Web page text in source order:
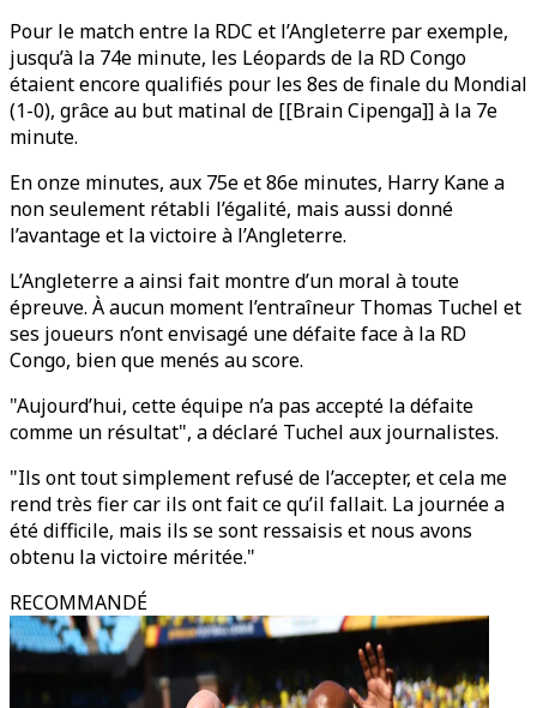
Pour le match entre la RDC et l’Angleterre par exemple,
jusqu’à la 74e minute, les Léopards de la RD Congo
étaient encore qualifiés pour les 8es de finale du Mondial
(1-0), grâce au but matinal de [[Brain Cipenga]] à la 7e
minute.
En onze minutes, aux 75e et 86e minutes, Harry Kane a
non seulement rétabli l’égalité, mais aussi donné
l’avantage et la victoire à l’Angleterre.
L’Angleterre a ainsi fait montre d’un moral à toute
épreuve. À aucun moment l’entraîneur Thomas Tuchel et
ses joueurs n’ont envisagé une défaite face à la RD
Congo, bien que menés au score.
"Aujourd’hui, cette équipe n’a pas accepté la défaite
comme un résultat", a déclaré Tuchel aux journalistes.
"Ils ont tout simplement refusé de l’accepter, et cela me
rend très fier car ils ont fait ce qu’il fallait. La journée a
été difficile, mais ils se sont ressaisis et nous avons
obtenu la victoire méritée."
RECOMMANDÉ